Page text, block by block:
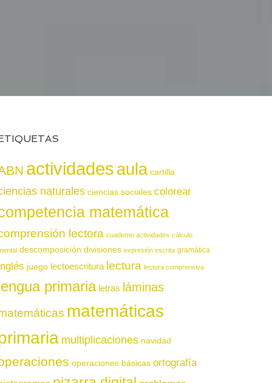
actividadesaula cartilla
naturales ciencias sociales colorear
matemática
lectora cuaderno actividades cálculo
descomposición divisiones expresión escrita gramática
juego lectoescritura lectura lectura comprensiva
primaria letras láminas
matemáticas
multiplicaciones navidad
operaciones básicas ortografía